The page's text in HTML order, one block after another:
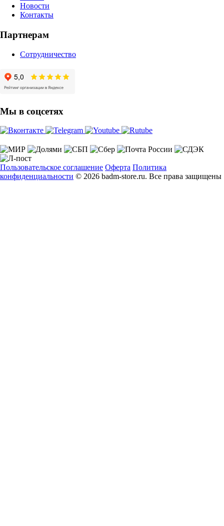
Новости
Контакты
Партнерам
Сотрудничество
Мы в соцсетях
Пользовательское соглашение Оферта Политика
конфиденциальности © 2026 badm-store.ru. Все права защищены